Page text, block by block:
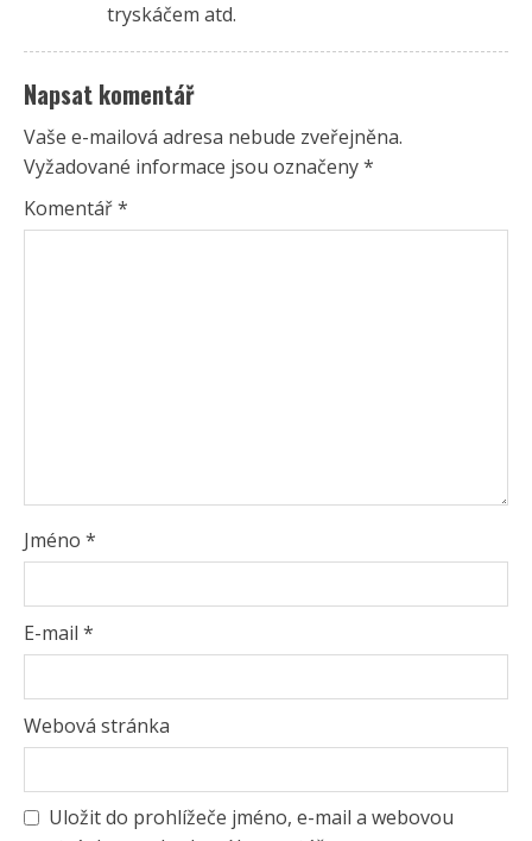
tryskáčem atd.
Napsat komentář
Vaše e-mailová adresa nebude zveřejněna.
Vyžadované informace jsou označeny*
Komentář*
Jméno *
E-mail *
Webová stránka
Uložit do prohlížeče jméno, e-mail a webovou